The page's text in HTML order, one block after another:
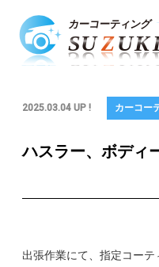
2025.03.04 UP ! カーコー
ハスラー、ボディ
出張作業にて、指定コーテ